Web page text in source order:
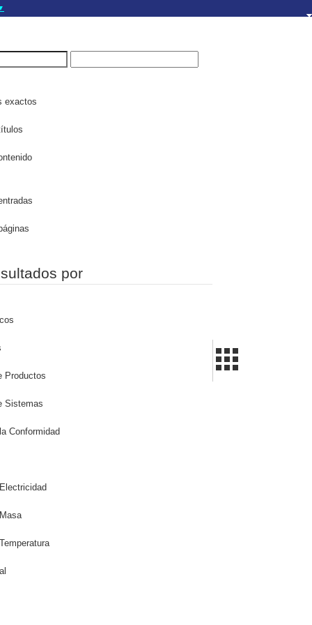
seguros utilizan
Comparte
exactos
por
Productos
Sistemas
Conformidad